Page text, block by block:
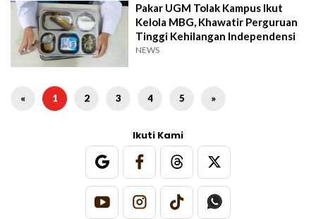
Pakar UGM Tolak Kampus Ikut
Kelola MBG, Khawatir Perguruan
Tinggi Kehilangan Independensi
NEWS
« 1 2 3 4 5 »
Ikuti Kami